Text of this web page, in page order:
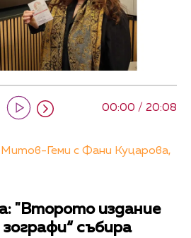
00:00 / 20:08
Геми с Фани Куцарова,
"Второто издание
събира